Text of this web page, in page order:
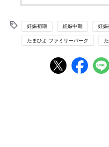
妊娠初期 妊娠中期 妊
たまひよ ファミリーパーク